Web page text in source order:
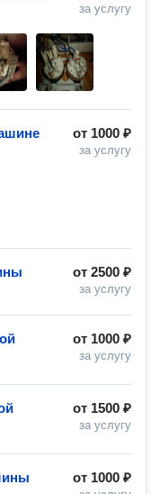
за услугу
от 1000 ₽
за услугу
от 2500 ₽
за услугу
от 1000 ₽
за услугу
от 1500 ₽
за услугу
от 1000 ₽